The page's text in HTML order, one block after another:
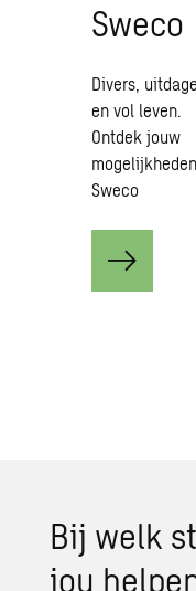
Sweco
Divers,
en vol leven.
Ontdek jouw
Sweco
Bij welk
jou